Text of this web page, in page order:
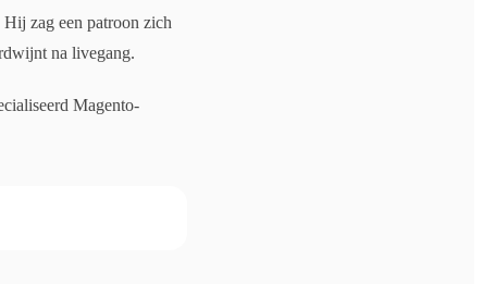
zag een patroon zich
na livegang.
Magento-